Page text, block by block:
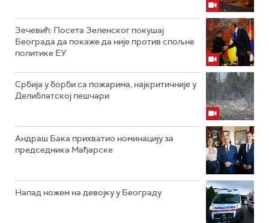
Зечевић: Посета Зеленског покушај
Београда да покаже да није против спољне
политике ЕУ
Србија у борби са пожарима, најкритичније у
Делиблатској пешчари
Андраш Бака прихватио номинацију за
председника Мађарске
Напад ножем на девојку у Београду